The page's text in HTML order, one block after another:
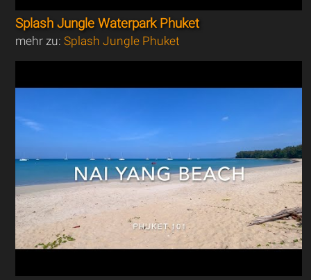
Splash Jungle Waterpark Phuket
mehr zu:Splash Jungle Phuket